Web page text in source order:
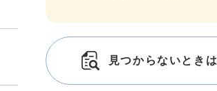
見つからないときは